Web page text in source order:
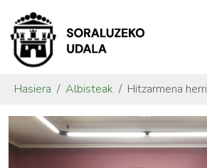
Hasiera Albisteak Hitzarmena